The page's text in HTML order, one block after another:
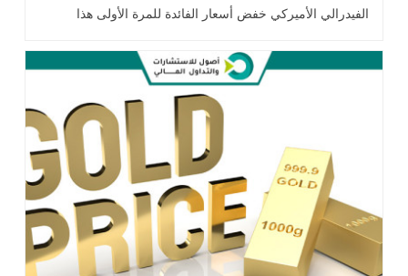
الفيدرالي الأميركي خفض أسعار الفائدة للمرة الأولى هذا